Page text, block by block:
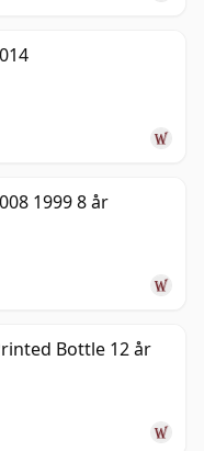
1999 8 år
Bottle 12 år